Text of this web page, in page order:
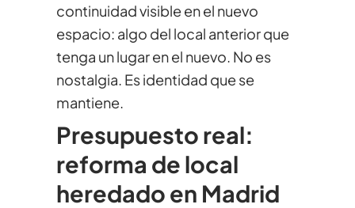
continuidad visible en el nuevo
espacio: algo del local anterior que
tenga un lugar en el nuevo. No es
nostalgia. Es identidad que se
mantiene.
Presupuesto real:
reforma de local
heredado en Madrid